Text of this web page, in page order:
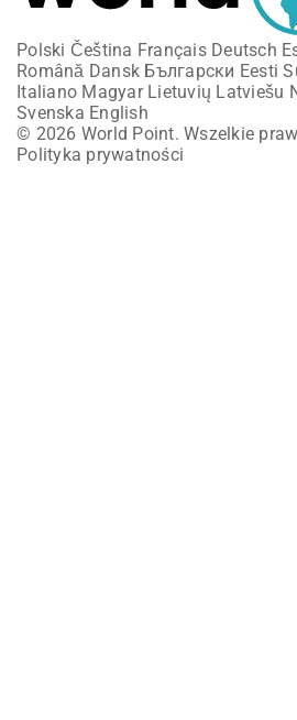
Polski Čeština Français Deutsch
Română Dansk Български Eesti
Italiano Magyar Lietuvių Latviešu
Svenska English
© 2026 World Point. Wszelkie
Polityka prywatności